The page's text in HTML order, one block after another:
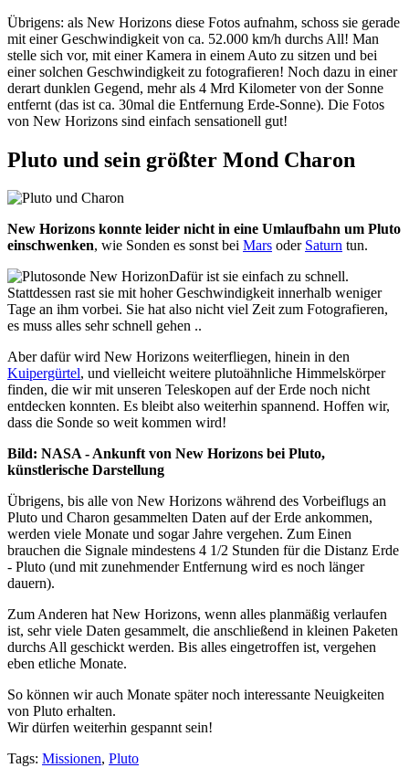
Übrigens: als New Horizons diese Fotos aufnahm, schoss sie gerade
mit einer Geschwindigkeit von ca. 52.000 km/h durchs All! Man
stelle sich vor, mit einer Kamera in einem Auto zu sitzen und bei
einer solchen Geschwindigkeit zu fotografieren! Noch dazu in einer
derart dunklen Gegend, mehr als 4 Mrd Kilometer von der Sonne
entfernt (das ist ca. 30mal die Entfernung Erde-Sonne). Die Fotos
von New Horizons sind einfach sensationell gut!
Pluto und sein größter Mond Charon
New Horizons konnte leider nicht in eine Umlaufbahn um Pluto
einschwenken, wie Sonden es sonst bei Mars oder Saturn tun.
Dafür ist sie einfach zu schnell.
Stattdessen rast sie mit hoher Geschwindigkeit innerhalb weniger
Tage an ihm vorbei. Sie hat also nicht viel Zeit zum Fotografieren,
es muss alles sehr schnell gehen ..
Aber dafür wird New Horizons weiterfliegen, hinein in den
Kuipergürtel, und vielleicht weitere plutoähnliche Himmelskörper
finden, die wir mit unseren Teleskopen auf der Erde noch nicht
entdecken konnten. Es bleibt also weiterhin spannend. Hoffen wir,
dass die Sonde so weit kommen wird!
Bild: NASA - Ankunft von New Horizons bei Pluto,
künstlerische Darstellung
Übrigens, bis alle von New Horizons während des Vorbeiflugs an
Pluto und Charon gesammelten Daten auf der Erde ankommen,
werden viele Monate und sogar Jahre vergehen. Zum Einen
brauchen die Signale mindestens 4 1/2 Stunden für die Distanz Erde
- Pluto (und mit zunehmender Entfernung wird es noch länger
dauern).
Zum Anderen hat New Horizons, wenn alles planmäßig verlaufen
ist, sehr viele Daten gesammelt, die anschließend in kleinen Paketen
durchs All geschickt werden. Bis alles eingetroffen ist, vergehen
eben etliche Monate.
So können wir auch Monate später noch interessante Neuigkeiten
von Pluto erhalten.
Wir dürfen weiterhin gespannt sein!
Tags: Missionen, Pluto